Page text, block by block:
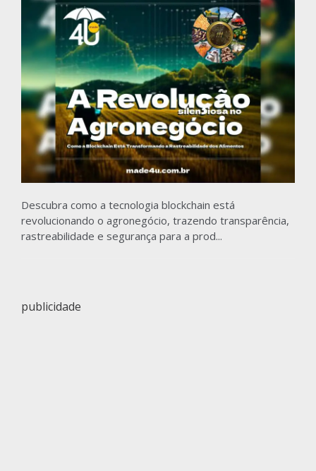
Descubra como a tecnologia blockchain está
revolucionando o agronegócio, trazendo transparência,
rastreabilidade e segurança para a prod...
publicidade